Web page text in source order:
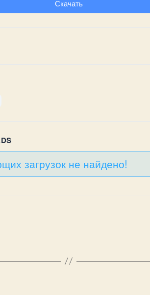
Скачать
загрузок не найдено!